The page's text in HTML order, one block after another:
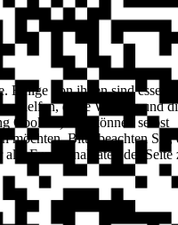
Einige von ihnen sind
helfen, diese Website und
Cookies). Sie können selbst
möchten. Bitte beachten Sie,
Funktionalitäten der Seite